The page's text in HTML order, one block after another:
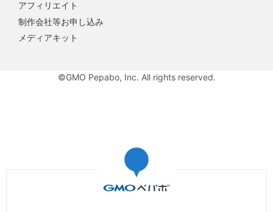
アフィリエイト
制作会社等お申し込み
メディアキット
©GMO Pepabo, Inc. All rights reserved.